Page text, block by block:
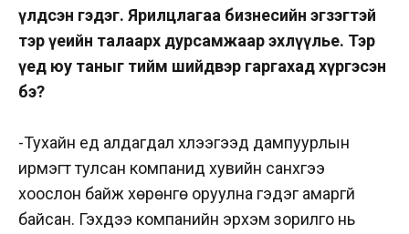
үлдсэн гэдэг. Ярилцлагаа бизнесийн эгзэгтэй
тэр үеийн талаарх дурсамжаар эхлүүлье. Тэр
үед юу таныг тийм шийдвэр гаргахад хүргэсэн
бэ?
-Тухайн үед алдагдал хүлээгээд дампуурлын
ирмэгт тулсан компанид хувийн санхүүгээ
хоослон байж хөрөнгө оруулна гэдэг амаргүй
байсан. Гэхдээ компанийн эрхэм зорилго нь